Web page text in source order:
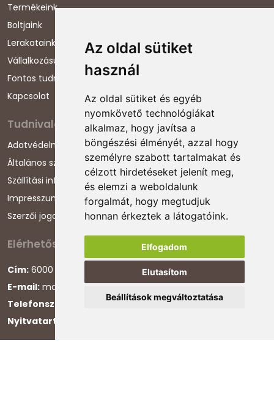
Az oldal sütiket
használ
Az oldal sütiket és egyéb
nyomkövető technológiákat
alkalmaz, hogy javítsa a
böngészési élményét, azzal hogy
személyre szabott tartalmakat és
célzott hirdetéseket jelenít meg,
és elemzi a weboldalunk
forgalmát, hogy megtudjuk
honnan érkeztek a látogatóink.
Elfogadom
Elutasítom
Beállítások megváltoztatása
Termékeink
Boltjaink
Lerakataink
Vállalkozásunkról
Fontos tudnivalók
Kapcsolat
Tudnivalók
Adatvédelmi nyilatkozat
Általános szerződési feltételek
Szállítási információk
Impresszum
Szerzői jogok
Elérhetőségeink
Cím: 6000 Kecskemét, Darázs utca 1.
E-mail: magyarcsaladellato@gmail.com
Telefonszám:
+36 30 868 88 75
Nyitvatartás: